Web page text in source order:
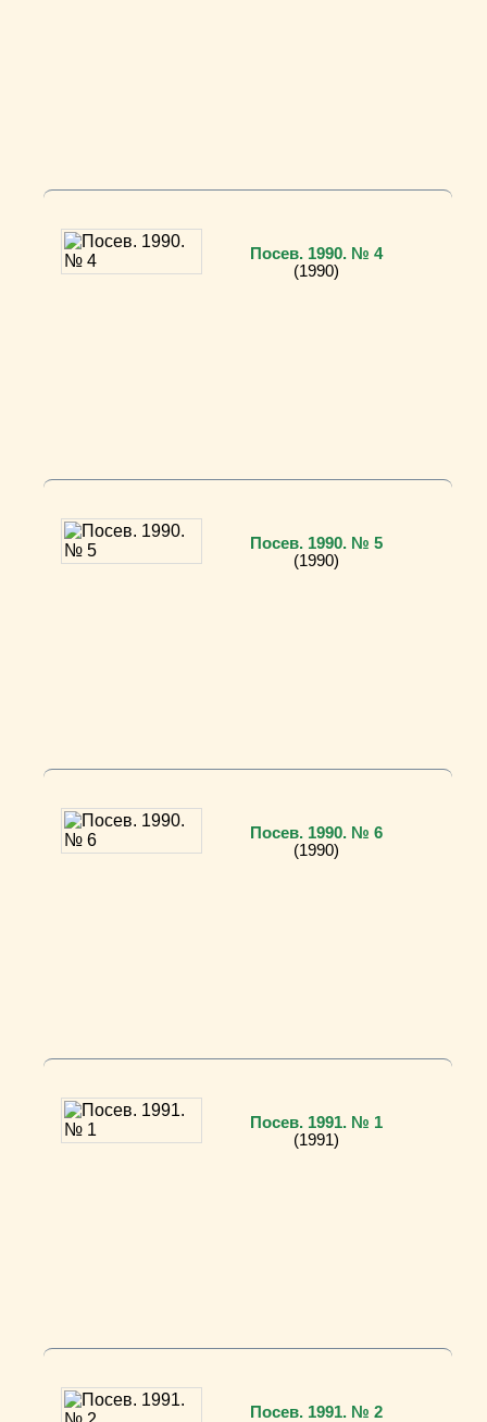
Посев. 1990. № 4
(1990)
Посев. 1990. № 5
(1990)
Посев. 1990. № 6
(1990)
Посев. 1991. № 1
(1991)
Посев. 1991. № 2